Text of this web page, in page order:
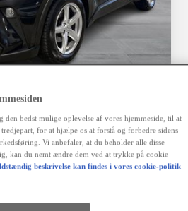
dørs 1.8 hybrid (122 hk) aut. gear C-LUB -
76.000 km
bedst mulige oplevelse af vores hjemmeside, til at
for at hjælpe os at forstå og forbedre sidens
Vi anbefaler, at du beholder alle disse
kan du nemt ændre dem ved at trykke på cookie
beskrivelse kan findes i vores cookie-politik